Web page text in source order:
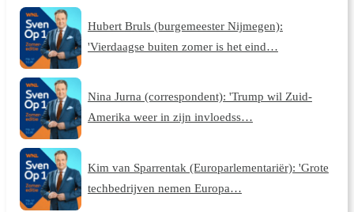
Hubert Bruls (burgemeester Nijmegen):
'Vierdaagse buiten zomer is het eind…
Nina Jurna (correspondent): 'Trump wil Zuid-
Amerika weer in zijn invloedss…
Kim van Sparrentak (Europarlementariër): 'Grote
techbedrijven nemen Europa…